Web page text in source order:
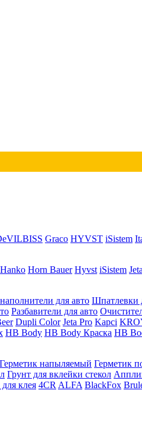
Graco HYVST iSistem
Hanko Horn Bauer Hyvst iSistem
для авто Шпатлевки
Разбавители для авто
Dupli Color Jeta Pro Kapci
HB Body HB Body Краска HB
Герметик напыляемый Герметик
Грунт для вклейки стекол
клея 4CR ALFA BlackFox